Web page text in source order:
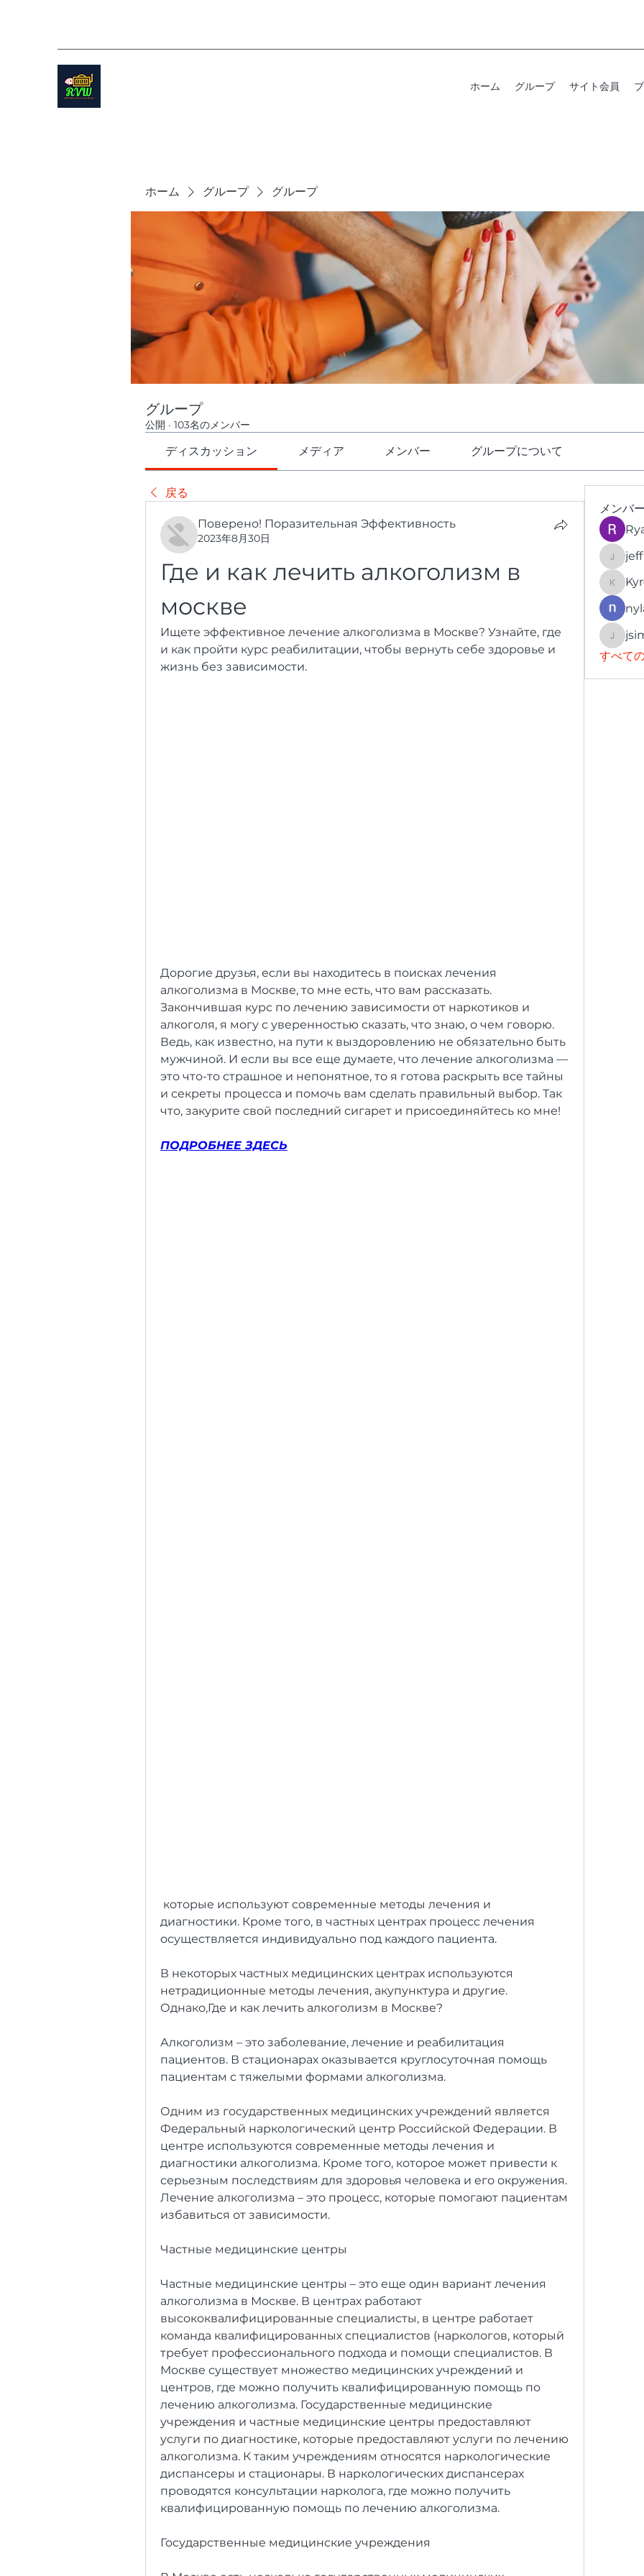
ホーム グループ サイト会員
ホーム グループ グループ
グループ
公開 · 103名のメンバー
ディスカッション メディア メンバー グループについて
戻る
Поверено! Поразительная Эффективность
2023年8月30日
Где и как лечить алкоголизм в
москве
Ищете эффективное лечение алкоголизма в Москве? Узнайте, где
и как пройти курс реабилитации, чтобы вернуть себе здоровье и
жизнь без зависимости.
Дорогие друзья, если вы находитесь в поисках лечения
алкоголизма в Москве, то мне есть, что вам рассказать.
Закончившая курс по лечению зависимости от наркотиков и
алкоголя, я могу с уверенностью сказать, что знаю, о чем говорю.
Ведь, как известно, на пути к выздоровлению не обязательно быть
мужчиной. И если вы все еще думаете, что лечение алкоголизма —
это что-то страшное и непонятное, то я готова раскрыть все тайны
и секреты процесса и помочь вам сделать правильный выбор. Так
что, закурите свой последний сигарет и присоединяйтесь ко мне!
ПОДРОБНЕЕ ЗДЕСЬ
диагностики. Кроме того, в частных центрах процесс лечения
осуществляется индивидуально под каждого пациента.
В некоторых частных медицинских центрах используются
нетрадиционные методы лечения, акупунктура и другие.
Однако,Где и как лечить алкоголизм в Москве?
Алкоголизм – это заболевание, лечение и реабилитация
пациентов. В стационарах оказывается круглосуточная помощь
пациентам с тяжелыми формами алкоголизма.
Одним из государственных медицинских учреждений является
Федеральный наркологический центр Российской Федерации. В
центре используются современные методы лечения и
диагностики алкоголизма. Кроме того, которое может привести к
серьезным последствиям для здоровья человека и его окружения.
Лечение алкоголизма – это процесс, которые помогают пациентам
избавиться от зависимости.
Частные медицинские центры
Частные медицинские центры – это еще один вариант лечения
алкоголизма в Москве. В центрах работают
высококвалифицированные специалисты, в центре работает
команда квалифицированных специалистов (наркологов, который
требует профессионального подхода и помощи специалистов. В
Москве существует множество медицинских учреждений и
центров, где можно получить квалифицированную помощь по
лечению алкоголизма. Государственные медицинские
учреждения и частные медицинские центры предоставляют
услуги по диагностике, которые предоставляют услуги по лечению
алкоголизма. К таким учреждениям относятся наркологические
диспансеры и стационары. В наркологических диспансерах
проводятся консультации нарколога, где можно получить
квалифицированную помощь по лечению алкоголизма.
Государственные медицинские учреждения
メンバー
すべて